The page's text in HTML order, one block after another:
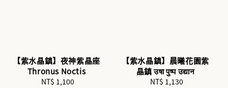
【紫水晶鎮】夜神紫晶座
Thronus Noctis
Regular
NT$ 1,100
【紫水晶鎮】晨曦花園紫
晶鎮 उषा पुष्प उद्यान
Regular
NT$ 1,130